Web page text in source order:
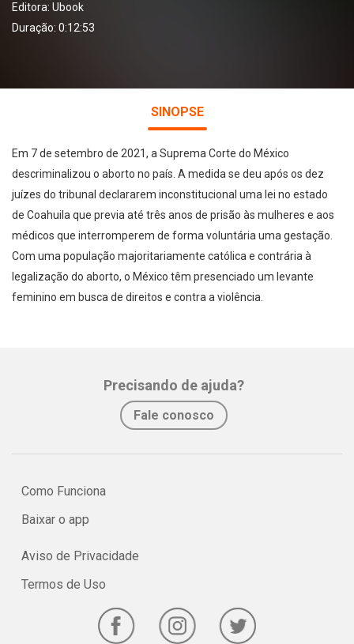
Editora: Ubook
Duração: 0:12:53
SINOPSE
Em 7 de setembro de 2021, a Suprema Corte do México
descriminalizou o aborto no país. A medida se deu após os dez
juízes do tribunal declararem inconstitucional uma lei no estado
de Coahuila que previa até três anos de prisão às mulheres e aos
médicos que interromperem de forma voluntária uma gestação.
Com uma população majoritariamente católica e contrária à
legalização do aborto, o México têm presenciado um levante
feminino em busca de direitos e contra a violência.
Precisando de ajuda?
Fale conosco
Como Funciona
Baixar o app
Aviso de Privacidade
Termos de Uso